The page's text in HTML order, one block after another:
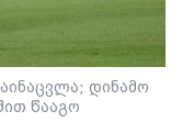
დინამო
წააგო